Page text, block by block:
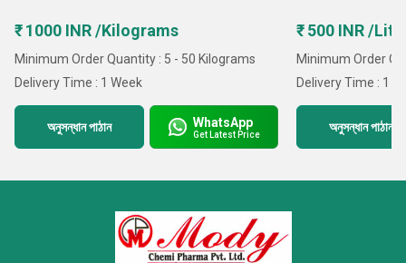
₹ 1000 INR /Kilograms
Minimum Order Quantity : 5 - 50 Kilograms
Delivery Time : 1 Week
অনুসন্ধান পাঠান WhatsApp
Get Latest Price
₹ 500 INR /
Minimum Order
Delivery Time : 1
অনুসন্ধান পাঠান